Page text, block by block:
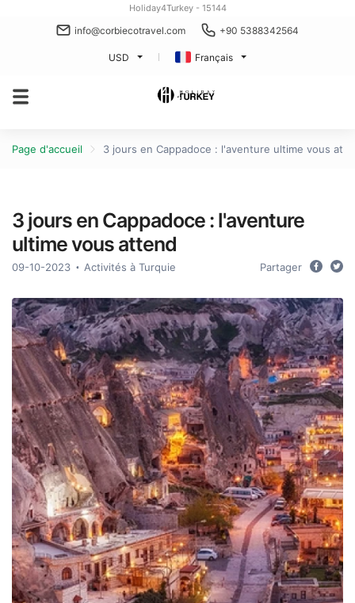
Holiday4Turkey - 15144
info@corbiecotravel.com +90 5388342564
USD Français
Page d'accueil 3 jours en Cappadoce : l'aventure ultime vous
3 jours en Cappadoce : l'aventure
ultime vous attend
09-10-2023 Activités à Turquie Partager